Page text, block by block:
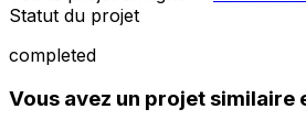
Statut du projet
completed
Vous avez un projet similaire